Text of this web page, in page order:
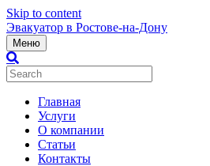
Skip to content
Эвакуатор в Ростове-на-Дону
Меню
Главная
Услуги
О компании
Статьи
Контакты